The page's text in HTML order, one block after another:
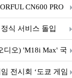
CN600 PRO
식 서비스 돌입
디오) 'M18i Max' 국
전시회 ‘도쿄 게임